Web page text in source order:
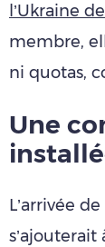
l’Ukraine
membre,
ni quotas,
Une
L’arrivée